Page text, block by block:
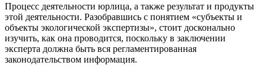
Процесс деятельности юрлица, а также результат и продукты
этой деятельности. Разобравшись с понятием «субъекты и
объекты экологической экспертизы», стоит досконально
изучить, как она проводится, поскольку в заключении
эксперта должна быть вся регламентированная
законодательством информация.